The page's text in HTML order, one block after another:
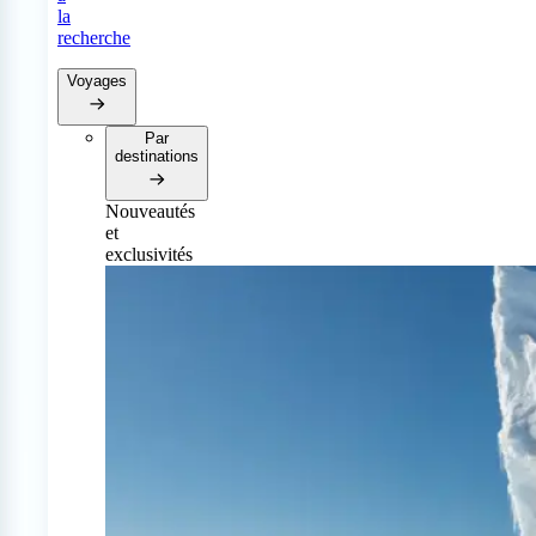
la
recherche
Voyages
Par
destinations
Nouveautés
et
exclusivités